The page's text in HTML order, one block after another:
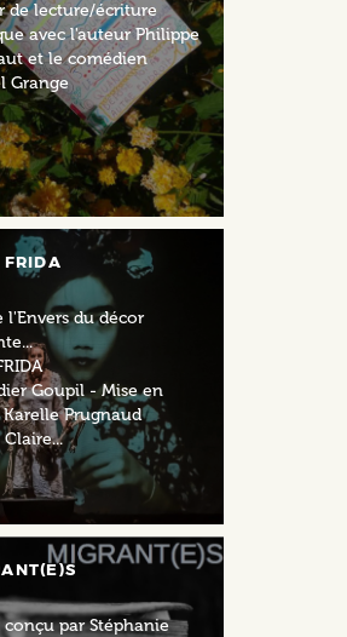
de lecture/écriture
avec l'auteur Philippe
et le comédien
Grange
l'Envers du décor
Goupil - Mise en
Karelle Prugnaud
Claire...
conçu par Stéphanie